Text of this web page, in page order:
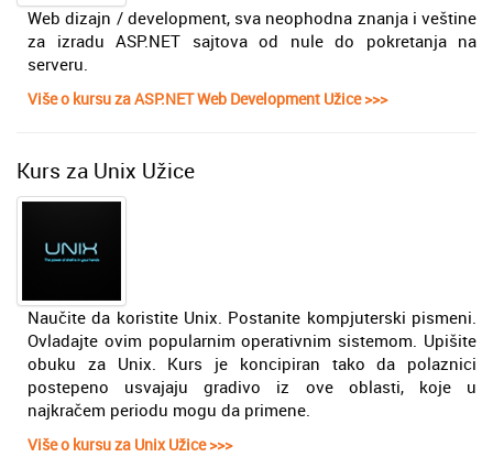
Web dizajn / development, sva neophodna znanja i veštine
za izradu ASP.NET sajtova od nule do pokretanja na
serveru.
Više o kursu za ASP.NET Web Development Užice >>>
Kurs za Unix Užice
Naučite da koristite Unix. Postanite kompjuterski pismeni.
Ovladajte ovim popularnim operativnim sistemom. Upišite
obuku za Unix. Kurs je koncipiran tako da polaznici
postepeno usvajaju gradivo iz ove oblasti, koje u
najkračem periodu mogu da primene.
Više o kursu za Unix Užice >>>